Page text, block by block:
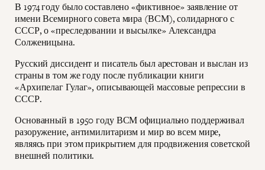
В 1974 году было составлено «фиктивное» заявление от
имени Всемирного совета мира (ВСМ), солидарного с
СССР, о «преследовании и высылке» Александра
Солженицына.
Русский диссидент и писатель был арестован и выслан из
страны в том же году после публикации книги
«Архипелаг Гулаг», описывающей массовые репрессии в
СССР.
Основанный в 1950 году ВСМ официально поддерживал
разоружение, антимилитаризм и мир во всем мире,
являясь при этом прикрытием для продвижения советской
внешней политики.